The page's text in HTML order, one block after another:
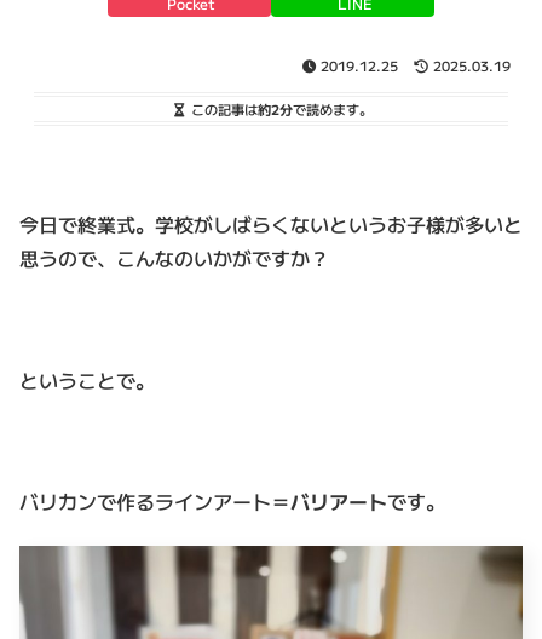
2019.12.25 2025.03.19
この記事は約2分で読めます。
今日で終業式。学校がしばらくないというお子様が多いと
思うので、こんなのいかがですか？
ということで。
バリカンで作るラインアート＝バリアートです。